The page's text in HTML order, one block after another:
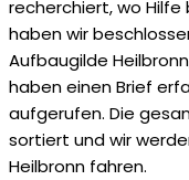
recherchiert, wo
haben wir
Aufbaugilde
haben einen Brief
aufgerufen. Die
sortiert und wir
Heilbronn fahren.